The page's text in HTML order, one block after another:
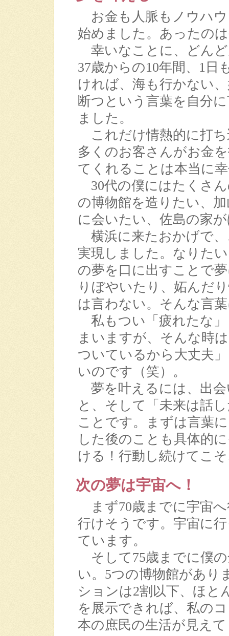
お金も人脈もノウハ
始めました。あったの
幸いなことに、どん
37歳からの10年間、1日
ければ、海も行かない
断つという言葉を自分
ました。
これだけ情熱的に打
多くのお客さんがお金
てくれることは本当に
30代の僕にはたくさ
の博物館を造りたい、
に会いたい、佐島の家
横浜に来たおかげで、
実現しました。なりた
の夢を口に出すことで
りぼやいたり、妬んだ
は言わない。そんな言
私もつい「疲れたな
まいますが、そんな時
ついているから大丈夫
いのです（笑）。
夢を叶えるには、出会
と、そして「未来は話
ことです。まずは言葉
した後のことも具体的
ける！行動し続けてこ
次の夢は宇宙へ！
まず70歳までに宇宙
行けそうです。宇宙に
ています。
そして75歳までに僕
い。5つの博物館があり
ションは2割以下、ほと
を展示できれば、私の
本の庶民の生活が見え